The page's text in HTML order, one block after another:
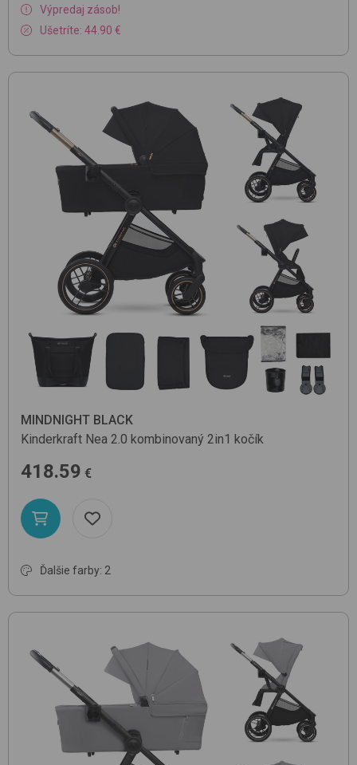
Výpredaj zásob!
Ušetríte: 44.90 €
MINDNIGHT BLACK
Kinderkraft Nea 2.0 kombinovaný 2in1 kočík
418.59 €
Ďalšie farby: 2